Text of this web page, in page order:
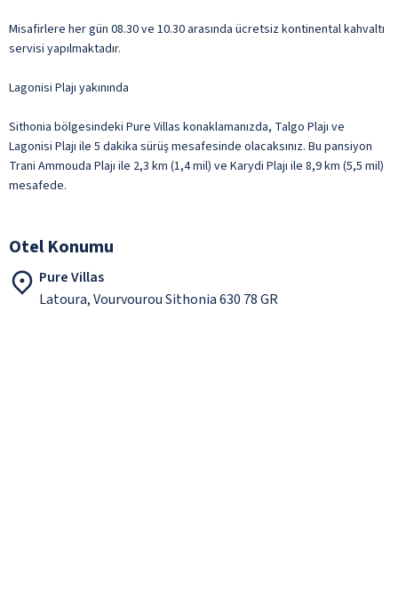
Misafirlere her gün 08.30 ve 10.30 arasında ücretsiz kontinental kahvaltı
servisi yapılmaktadır.
Lagonisi Plajı yakınında
Sithonia bölgesindeki Pure Villas konaklamanızda, Talgo Plajı ve
Lagonisi Plajı ile 5 dakika sürüş mesafesinde olacaksınız. Bu pansiyon
Trani Ammouda Plajı ile 2,3 km (1,4 mil) ve Karydi Plajı ile 8,9 km (5,5 mil)
mesafede.
Otel Konumu
Pure Villas
Latoura, Vourvourou Sithonia 630 78 GR